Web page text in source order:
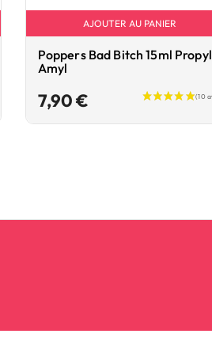
AJOUTER AU PANIER
Poppers Bad Bitch 15ml Propyl
Amyl
7,90 €